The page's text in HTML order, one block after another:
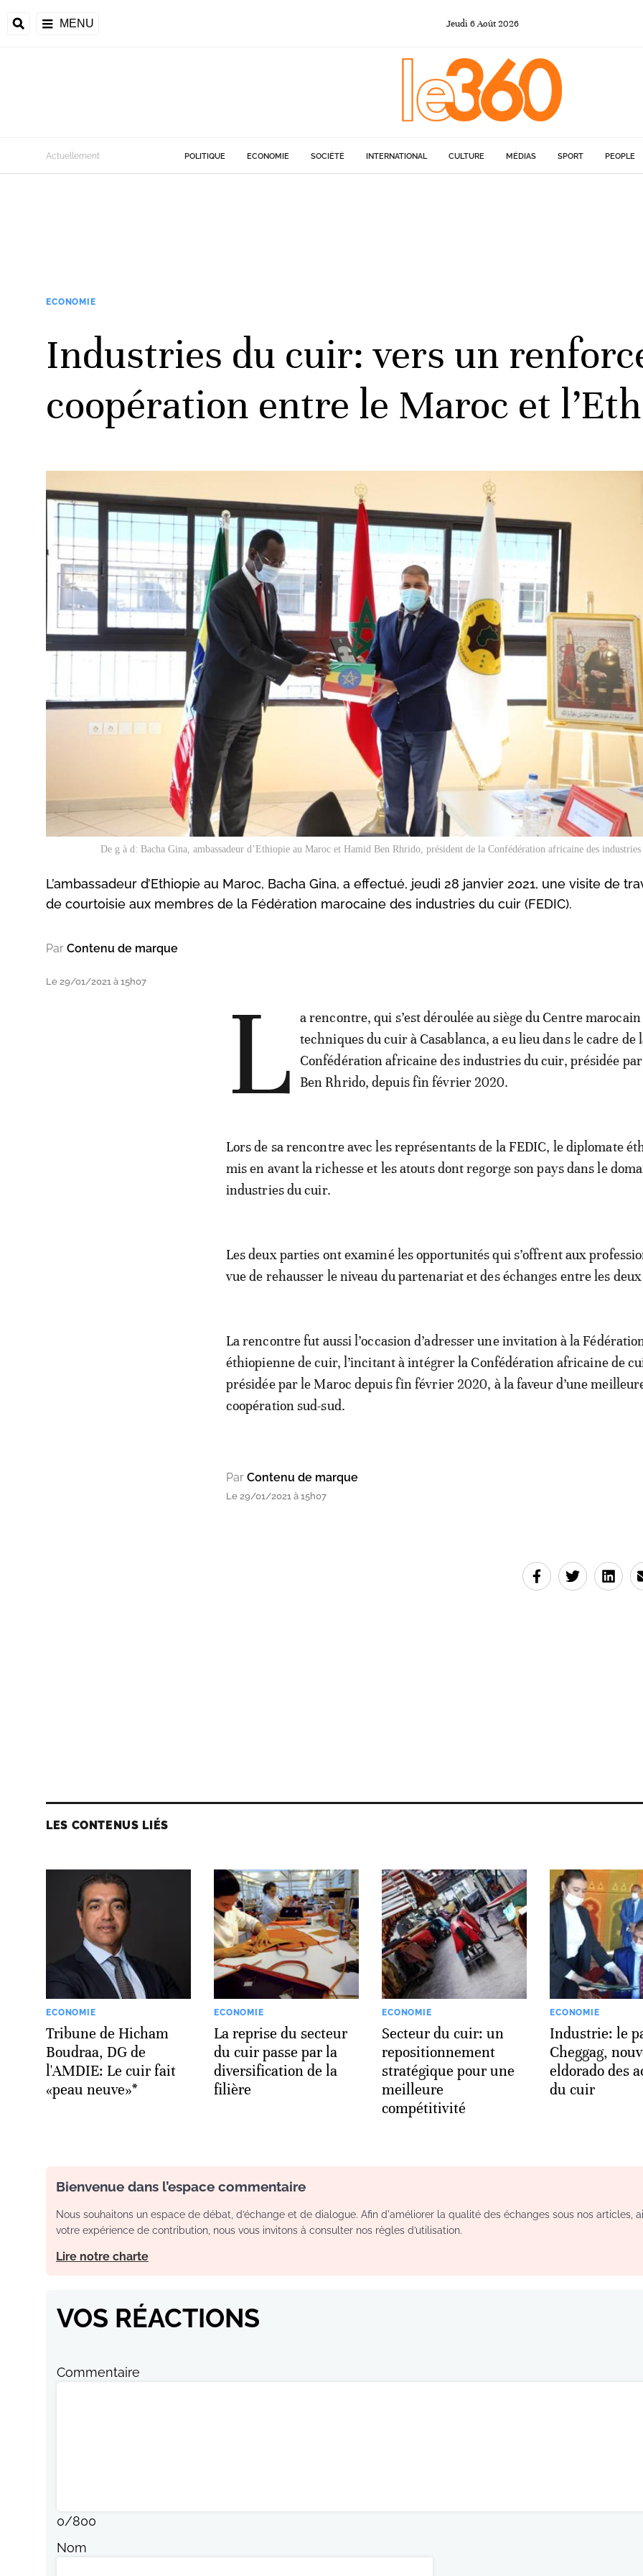
MENU Jeudi 6Août 2026
Actuellement POLITIQUE ECONOMIE SOCIÉTÉ INTERNATIONAL CULTURE MÉDIAS SPORT PEOPLE
ECONOMIE
Industries du cuir: vers un
coopération entre le Maroc et
De g à d: Bacha Gina, ambassadeur d’Ethiopie au Maroc et Hamid Ben Rhrido, président de la Confédération africaine des
L’ambassadeur d’Ethiopie au Maroc, Bacha Gina, a effectué, jeudi 28 janvier 2021, une visite de
de courtoisie aux membres de la Fédération marocaine des industries du cuir (FEDIC).
Par Contenu de marque
Le 29/01/2021 à 15h07 L
a rencontre, qui s’est déroulée au siège du Centre marocain
techniques du cuir à Casablanca, a eu lieu dans le cadre de
Confédération africaine des industries du cuir, présidée
Ben Rhrido, depuis fin février 2020.
Lors de sa rencontre avec les représentants de la FEDIC, le diplomate
mis en avant la richesse et les atouts dont regorge son pays dans le
industries du cuir.
Les deux parties ont examiné les opportunités qui s’offrent aux
vue de rehausser le niveau du partenariat et des échanges entre les
La rencontre fut aussi l’occasion d’adresser une invitation à la
éthiopienne de cuir, l’incitant à intégrer la Confédération africaine de
présidée par le Maroc depuis fin février 2020, à la faveur d’une
coopération sud-sud.
Par Contenu de marque
Le 29/01/2021 à 15h07
LES CONTENUS LIÉS
ECONOMIE
Tribune de Hicham
Boudraa, DG de
l'AMDIE: Le cuir fait
«peau neuve»*
ECONOMIE
La reprise du secteur
du cuir passe par la
diversification de la
filière
ECONOMIE
Secteur du cuir: un
repositionnement
stratégique pour une
meilleure
compétitivité
ECONOMIE
Industrie: le
Cheggag,
eldorado des
du cuir
Bienvenue dans l’espace commentaire
Nous souhaitons un espace de débat, d’échange et de dialogue. Afin d'améliorer la qualité des échanges sous nos articles,
votre expérience de contribution, nous vous invitons à consulter nos règles d’utilisation.
Lire notre charte
VOS RÉACTIONS
Commentaire
0/800
Nom